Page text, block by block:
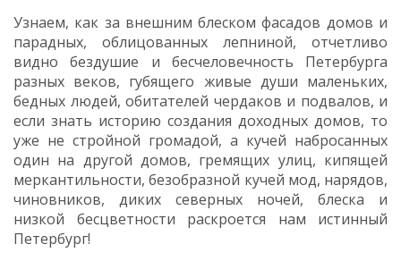
Узнаем, как за внешним блеском фасадов домов и
парадных, облицованных лепниной, отчетливо
видно бездушие и бесчеловечность Петербурга
разных веков, губящего живые души маленьких,
бедных людей, обитателей чердаков и подвалов, и
если знать историю создания доходных домов, то
уже не стройной громадой, а кучей набросанных
один на другой домов, гремящих улиц, кипящей
меркантильности, безобразной кучей мод, нарядов,
чиновников, диких северных ночей, блеска и
низкой бесцветности раскроется нам истинный
Петербург!